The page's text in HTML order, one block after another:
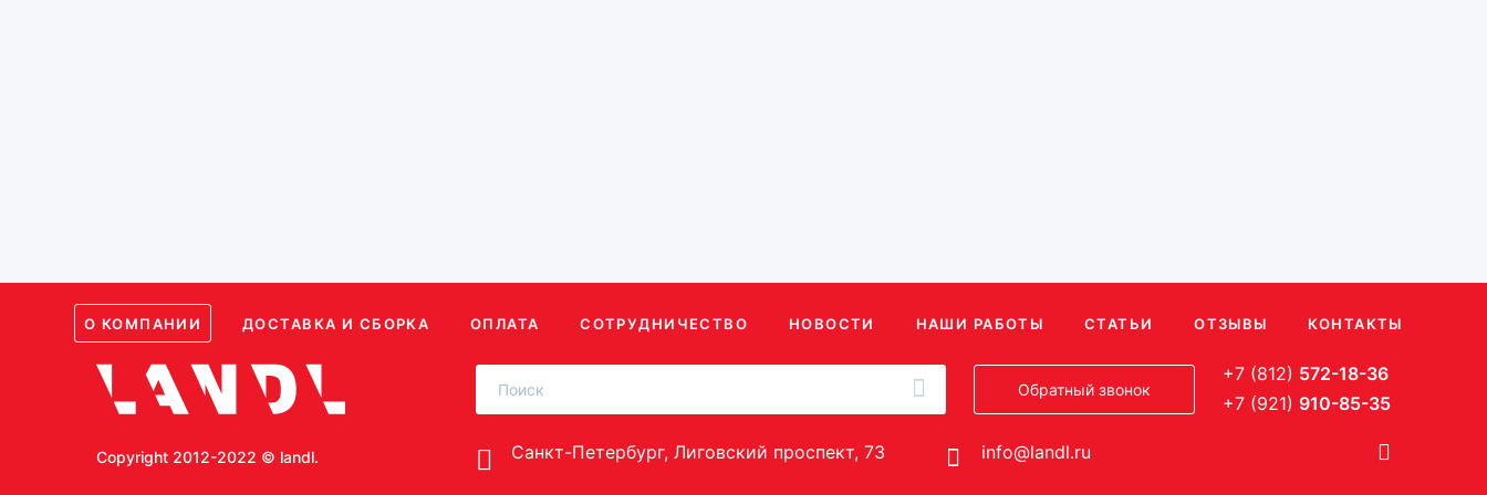
О КОМПАНИИ ДОСТАВКА И СБОРКА ОПЛАТА СОТРУДНИЧЕСТВО НОВОСТИ НАШИ РАБОТЫ СТАТЬИ ОТЗЫВЫ КОНТАКТЫ
Обратный звонок
+7 (812) 572-18-36
+7 (921) 910-85-35
Copyright 2012-2022 © landl. Санкт-Петербург, Лиговский проспект, 73 info@landl.ru